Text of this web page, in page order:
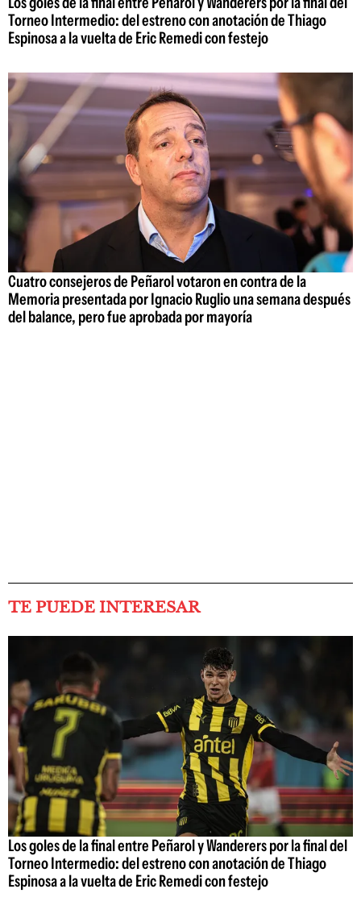
Torneo Intermedio: del estreno con anotación de Thiago
Espinosa a la vuelta de Eric Remedi con festejo
Cuatro consejeros de Peñarol votaron en contra de la
Memoria presentada por Ignacio Ruglio una semana después
del balance, pero fue aprobada por mayoría
TE PUEDE INTERESAR
Los goles de la final entre Peñarol y Wanderers por la final del
Torneo Intermedio: del estreno con anotación de Thiago
Espinosa a la vuelta de Eric Remedi con festejo